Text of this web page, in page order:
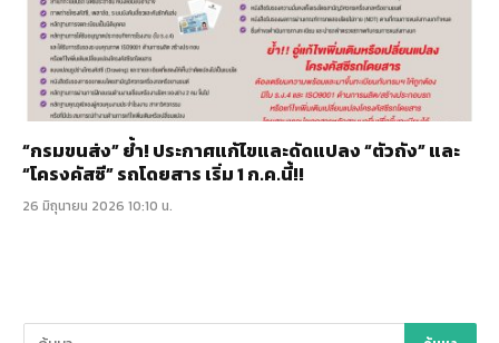
“กรมขนส่ง” ย้ำ! ประกาศแก้ไขและดัดแปลง “ตัวถัง” และ
“โครงคัสซี” รถโดยสาร เริ่ม 1 ก.ค.นี้!!
26 มิถุนายน 2026 10:10 น.